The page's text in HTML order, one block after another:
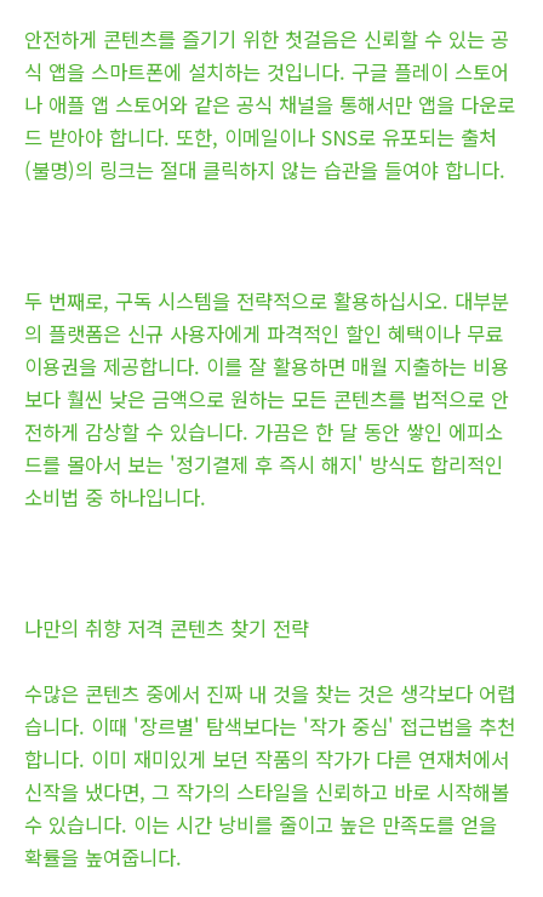
안전하게 콘텐츠를 즐기기 위한 첫걸음은 신뢰할 수 있는 공
식 앱을 스마트폰에 설치하는 것입니다. 구글 플레이 스토어
나 애플 앱 스토어와 같은 공식 채널을 통해서만 앱을 다운로
드 받아야 합니다. 또한, 이메일이나 SNS로 유포되는 출처
(불명)의 링크는 절대 클릭하지 않는 습관을 들여야 합니다.
두 번째로, 구독 시스템을 전략적으로 활용하십시오. 대부분
의 플랫폼은 신규 사용자에게 파격적인 할인 혜택이나 무료
이용권을 제공합니다. 이를 잘 활용하면 매월 지출하는 비용
보다 훨씬 낮은 금액으로 원하는 모든 콘텐츠를 법적으로 안
전하게 감상할 수 있습니다. 가끔은 한 달 동안 쌓인 에피소
드를 몰아서 보는 '정기결제 후 즉시 해지' 방식도 합리적인
소비법 중 하나입니다.
나만의 취향 저격 콘텐츠 찾기 전략
수많은 콘텐츠 중에서 진짜 내 것을 찾는 것은 생각보다 어렵
습니다. 이때 '장르별' 탐색보다는 '작가 중심' 접근법을 추천
합니다. 이미 재미있게 보던 작품의 작가가 다른 연재처에서
신작을 냈다면, 그 작가의 스타일을 신뢰하고 바로 시작해볼
수 있습니다. 이는 시간 낭비를 줄이고 높은 만족도를 얻을
확률을 높여줍니다.